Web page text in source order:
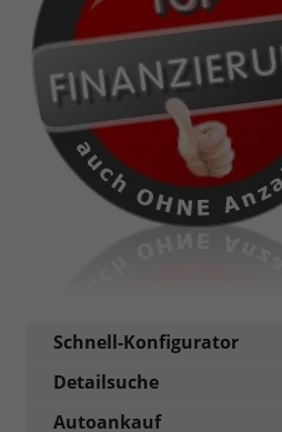
Schnell-Konfigurator
Detailsuche
Autoankauf